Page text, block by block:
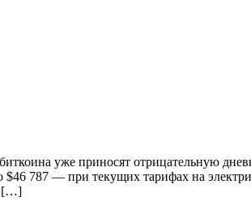
уже приносят отрицательную
787 — при текущих тарифах на
[…]